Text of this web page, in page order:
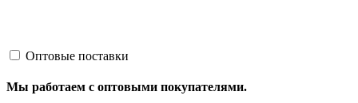
Оптовые поставки
Мы работаем с оптовыми покупателями.